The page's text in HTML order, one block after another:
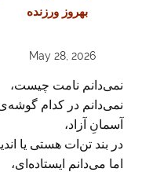
بهروز ورزنده
May 28, 2026
نمی‌دانم نامت چیست،
نمی‌دانم در کدام
آسمانِ آزاد،
در بند تن‌ات هستی یا
اما می‌دانم ایستاده‌ای،